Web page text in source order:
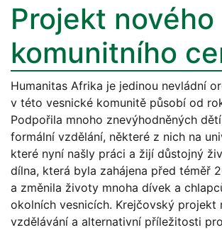
Projekt nového
komunitního
Humanitas Afrika je jedinou nevládní
v této vesnické komunitě působí od
Podpořila mnoho znevýhodněných
formální vzdělání, některé z nich na
které nyní našly práci a žijí důstojný
dílna, která byla zahájena před téměř
a změnila životy mnoha dívek a
okolních vesnicích. Krejčovský projekt
vzdělávání a alternativní příležitosti